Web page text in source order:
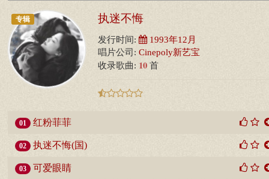
专辑 执迷不悔
发行时间: 1993年12月
唱片公司: Cinepoly新艺宝
收录歌曲: 10 首
01 红粉菲菲
02 执迷不悔(国)
03 可爱眼睛